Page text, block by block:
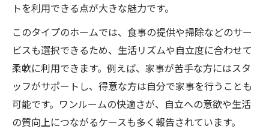
トを利用できる点が大きな魅力です。
このタイプのホームでは、食事の提供や掃除などのサー
ビスも選択できるため、生活リズムや自立度に合わせて
柔軟に利用できます。例えば、家事が苦手な方にはスタ
ッフがサポートし、得意な方は自分で家事を行うことも
可能です。ワンルームの快適さが、自立への意欲や生活
の質向上につながるケースも多く報告されています。